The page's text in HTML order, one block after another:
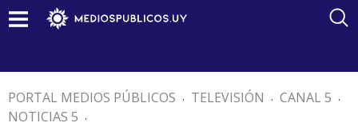
PORTAL MEDIOS PÚBLICOS . TELEVISIÓN . CANAL 5 .
NOTICIAS 5 .